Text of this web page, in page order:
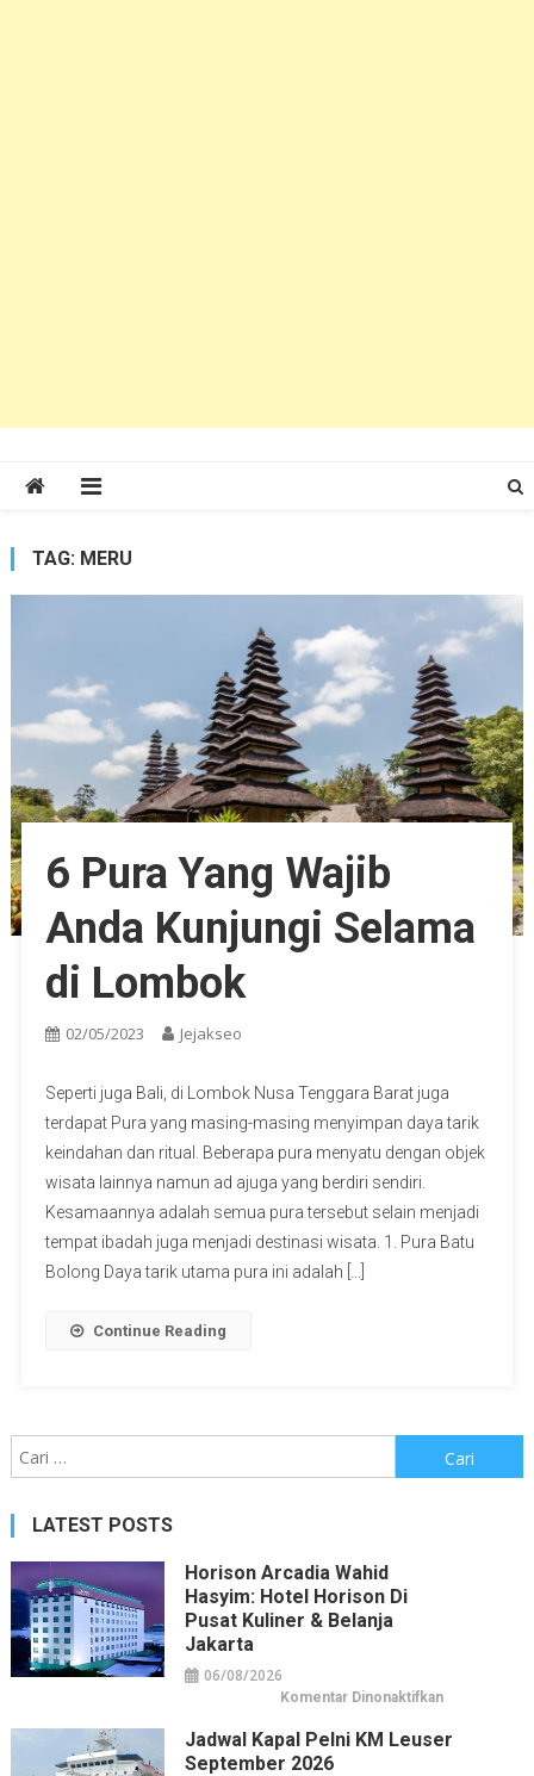
TAG: MERU
6 Pura Yang Wajib
Anda Kunjungi Selama
di Lombok
02/05/2023 Jejakseo
Seperti juga Bali, di Lombok Nusa Tenggara Barat juga
terdapat Pura yang masing-masing menyimpan daya tarik
keindahan dan ritual. Beberapa pura menyatu dengan objek
wisata lainnya namun ad ajuga yang berdiri sendiri.
Kesamaannya adalah semua pura tersebut selain menjadi
tempat ibadah juga menjadi destinasi wisata. 1. Pura Batu
Bolong Daya tarik utama pura ini adalah […]
Continue Reading
untuk:
LATEST POSTS
Horison Arcadia Wahid
Hasyim: Hotel Horison Di
Pusat Kuliner & Belanja
Jakarta
06/08/2026
Komentar Dinonaktifkanpada
Wahid
Jadwal Kapal Pelni KM Leuser
September 2026